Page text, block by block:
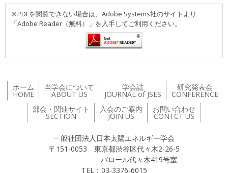
※PDFを閲覧できない場合は、Adobe Systems社のサイトより
「Adobe Reader（無料）」を入手してご利用ください。
ホーム
HOME
当学会について
ABOUT US
学会誌
JOURNAL of JSES
研究発表会
CONFERENCE
部会・関連サイト
SECTION
入会のご案内
JOIN US
お問い合わせ
CONTCT US
一般社団法人日本太陽エネルギー学会
〒151-0053 東京都渋谷区代々木2-26-5
バロール代々木419号室
TEL：03-3376-6015